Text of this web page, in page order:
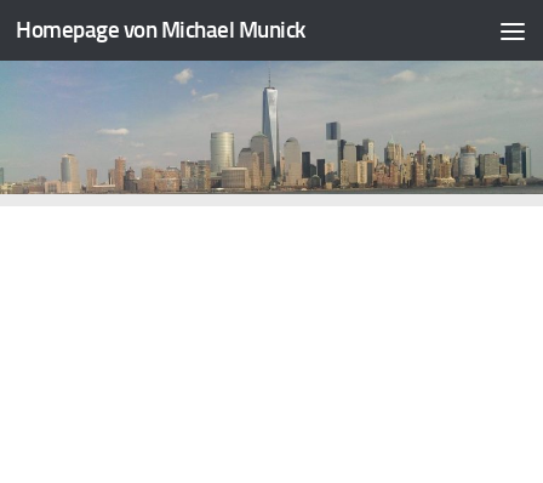
Zum Inhalt springen
Homepage von Michael Munick